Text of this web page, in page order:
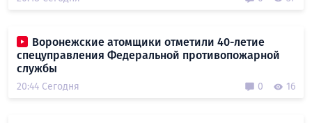
Воронежские атомщики отметили 40-летие
спецуправления Федеральной противопожарной
службы
20:44 Сегодня 0 16